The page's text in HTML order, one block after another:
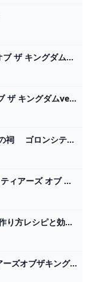
「ゼルダの伝説 ティアーズ オブ ザ キングダム」オリジナルサウンドトラック【初回数量限定生産盤】: 商品カテゴリー CD/DVD/Blu-ray/レコード/グッズの通販サイト【コロムビアミュージックショップ】
figma リンク ティアーズ オブ ザ キングダムver. DXエディション｜グッドスマイルカンパニー公式ショップ
ゴロンシティから炎の神殿まで シツモイの祠 ゴロンシティのユン坊① デスマウンテン ボス戦 イルバジア 地底 攻略 ゼルダの伝説 ティアーズ オブ ザ キングダム メインチャレンジ ティアキン ㉒ - YouTube
里の一大事！【ゼルダの伝説 ティアーズ オブ ザ キングダム】#103 - ニコニコ動画
【ティアキン】スタミナ薬の作り方レシピと効果【ゼルダの伝説ティアーズオブザキングダム】
コメント/賢者の遺志 - ゼルダの伝説 ティアーズオブザキングダム 攻略Wiki ティアキン ： ヘイグ攻略まとめWiki